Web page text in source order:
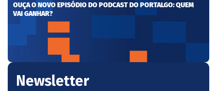
OUÇA O NOVO EPISÓDIO DO PODCAST DO PORTALGO: QUEM
VAI GANHAR?
Newsletter